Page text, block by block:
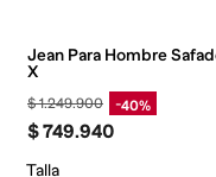
Jean Para Hombre
X
$1.249.900 40%
$749.940
Talla